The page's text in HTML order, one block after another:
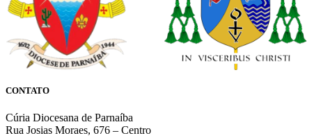
CONTATO
Cúria Diocesana de Parnaíba
Rua Josias Moraes, 676 – Centro